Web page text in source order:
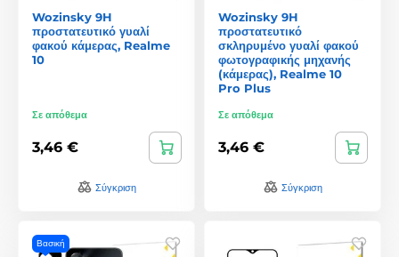
Wozinsky 9H
προστατευτικό γυαλί
φακού κάμερας, Realme
10
Σε απόθεμα
3,46 €
Σύγκριση
Wozinsky 9H
προστατευτικό
σκληρυμένο γυαλί φακού
φωτογραφικής μηχανής
(κάμερας), Realme 10
Pro Plus
Σε απόθεμα
3,46 €
Σύγκριση
Βασική